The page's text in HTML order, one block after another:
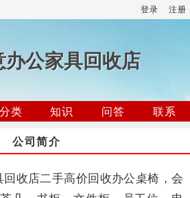
登录 注册
公家具回收店
分类 知识 问答
联系
公司简介
收店二手高价回收办公桌椅，会